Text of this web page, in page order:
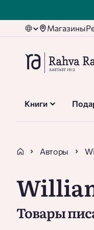
Магазины
Книги
Авторы
Товары